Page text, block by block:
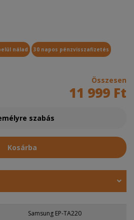
nálad 30 napos pénzvisszafizetés
Összesen
11 999 Ft
szabás
Kosárba
Samsung EP-TA220